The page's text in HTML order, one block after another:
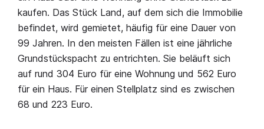
kaufen. Das Stück Land, auf dem sich die Immobilie
befindet, wird gemietet, häufig für eine Dauer von
99 Jahren. In den meisten Fällen ist eine jährliche
Grundstückspacht zu entrichten. Sie beläuft sich
auf rund 304 Euro für eine Wohnung und 562 Euro
für ein Haus. Für einen Stellplatz sind es zwischen
68 und 223 Euro.